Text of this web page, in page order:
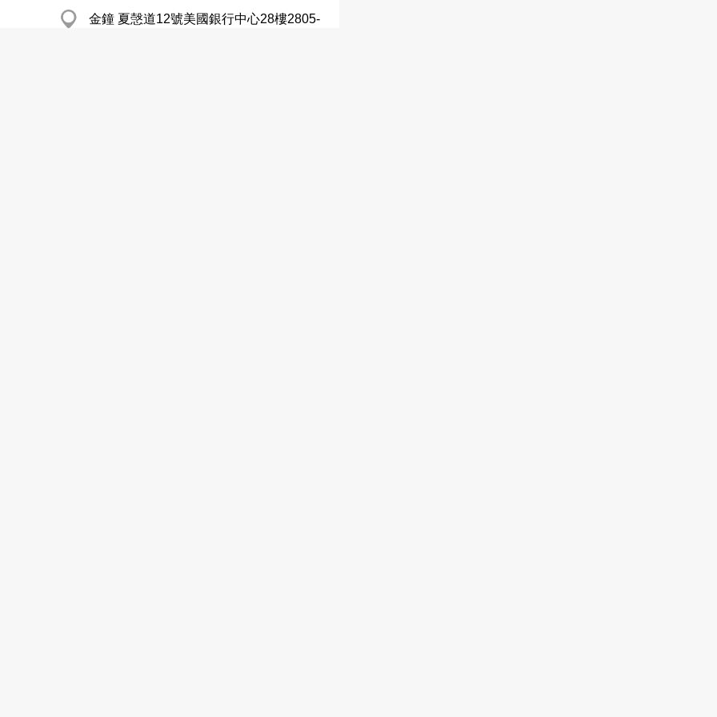
金鐘 夏愨道12號美國銀行中心28樓2805-